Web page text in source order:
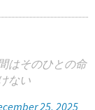
はそのひとの命
ない
25, 2025